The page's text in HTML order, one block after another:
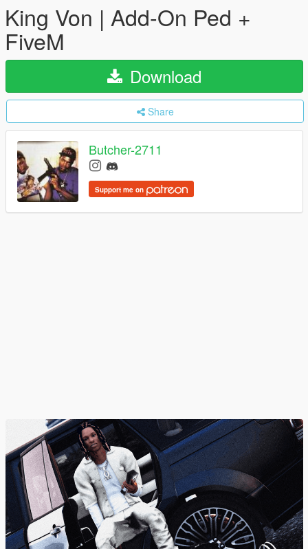
King Von | Add-On Ped +
FiveM
Download
Share
Butcher-2711
Support me on